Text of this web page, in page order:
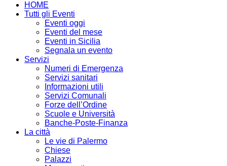
HOME
Tutti gli Eventi
Eventi oggi
Eventi del mese
Eventi in Sicilia
Segnala un evento
Servizi
Numeri di Emergenza
Servizi sanitari
Informazioni utili
Servizi Comunali
Forze dell’Ordine
Scuole e Università
Banche-Poste-Finanza
La città
Le vie di Palermo
Chiese
Palazzi